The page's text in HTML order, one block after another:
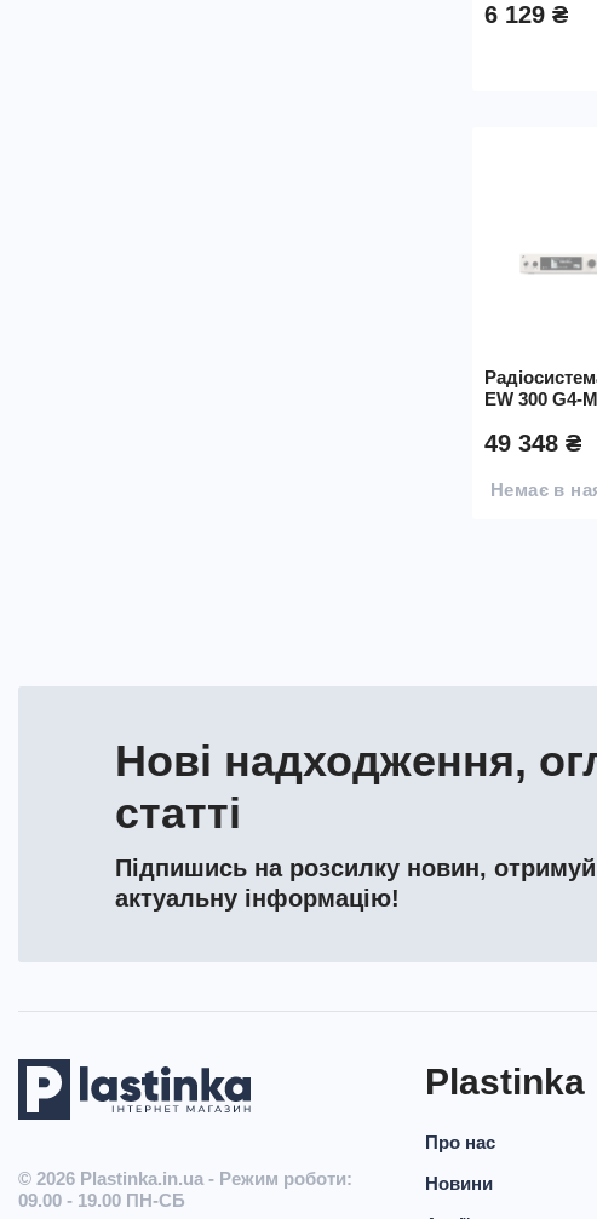
6 129 ₴
EW 300 G4-
49 348 ₴
Немає в
Нові надходження,
статті
Підпишись на розсилку новин, отримуй
актуальну інформацію!
© 2026 Plastinka.in.ua - Режим роботи:
09.00 - 19.00 ПН-СБ
Plastinka
Про нас
Новини